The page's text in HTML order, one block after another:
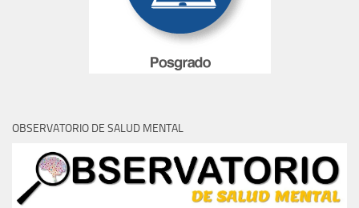
OBSERVATORIO DE SALUD MENTAL